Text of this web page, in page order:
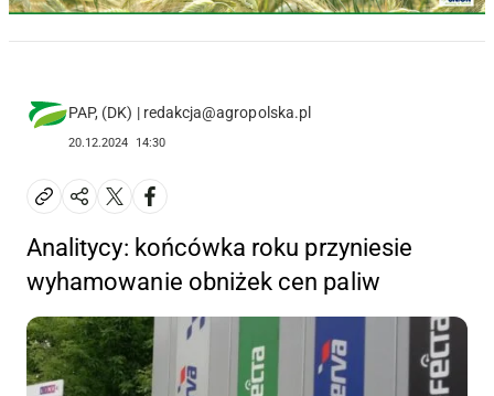
PAP, (DK) | redakcja@agropolska.pl
20.12.2024 14:30
Analitycy: końcówka roku przyniesie
wyhamowanie obniżek cen paliw